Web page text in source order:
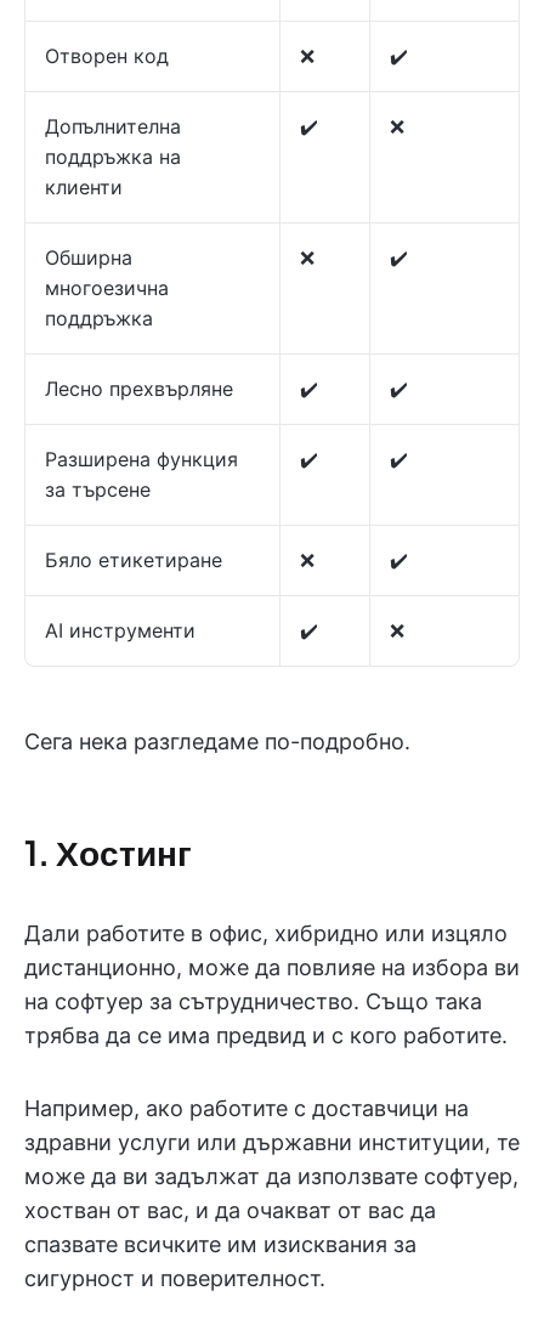
Отворен код ❌ ✔️
Допълнителна
поддръжка на
клиенти
✔️ ❌
Обширна
многоезична
поддръжка
❌ ✔️
Лесно прехвърляне ✔️ ✔️
Разширена функция
за търсене
✔️ ✔️
Бяло етикетиране ❌ ✔️
AI инструменти ✔️ ❌
Сега нека разгледаме по-подробно.
1. Хостинг
Дали работите в офис, хибридно или изцяло
дистанционно, може да повлияе на избора ви
на софтуер за сътрудничество. Също така
трябва да се има предвид и с кого работите.
Например, ако работите с доставчици на
здравни услуги или държавни институции, те
може да ви задължат да използвате софтуер,
хостван от вас, и да очакват от вас да
спазвате всичките им изисквания за
сигурност и поверителност.